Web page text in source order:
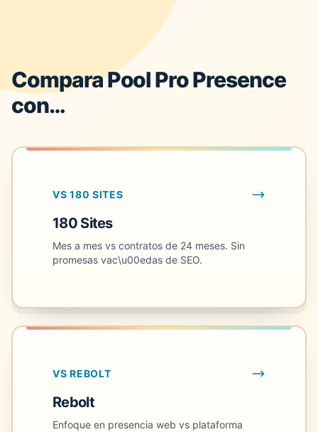
Compara Pool Pro Presence
con…
VS 180 SITES
180 Sites
Mes a mes vs contratos de 24 meses. Sin
promesas vac\u00edas de SEO.
VS REBOLT
Rebolt
Enfoque en presencia web vs plataforma